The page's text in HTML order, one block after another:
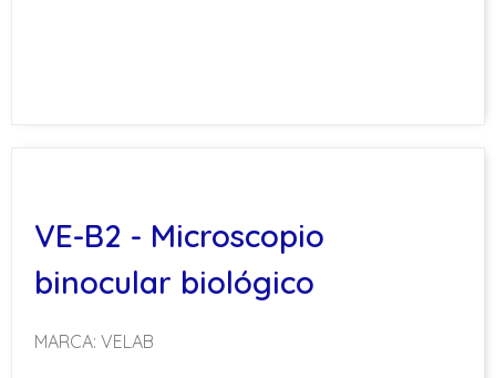
VE-B2 - Microscopio
binocular biológico
MARCA: VELAB